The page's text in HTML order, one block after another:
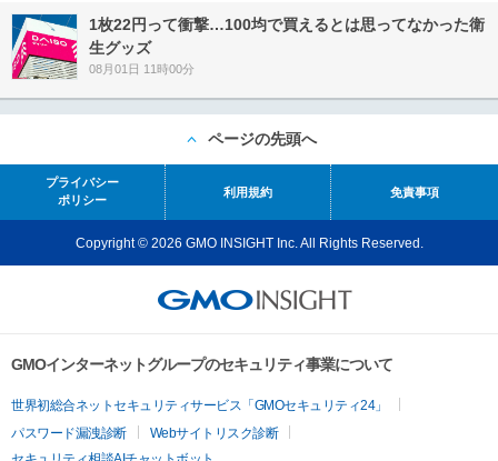
1枚22円って衝撃…100均で買えるとは思ってなかった衛
生グッズ
08月01日 11時00分
ページの先頭へ
プライバシー
ポリシー
利用規約 免責事項
Copyright © 2026 GMO INSIGHT Inc. All Rights Reserved.
GMOインターネットグループのセキュリティ事業について
世界初総合ネットセキュリティサービス「GMOセキュリティ24」
パスワード漏洩診断
Webサイトリスク診断